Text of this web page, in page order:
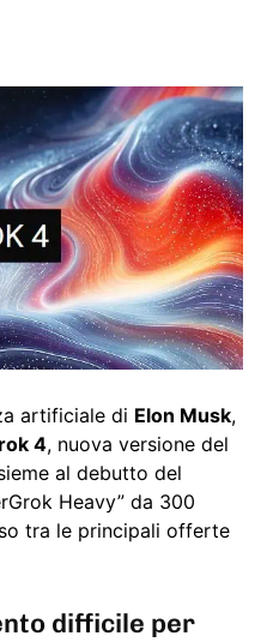
artificiale di Elon Musk,
4, nuova versione del
al debutto del
Heavy” da 300
tra le principali offerte
difficile per